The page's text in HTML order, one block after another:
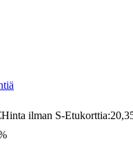
Hinta ilman S-Etukorttia: